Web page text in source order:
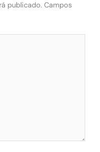
publicado. Campos